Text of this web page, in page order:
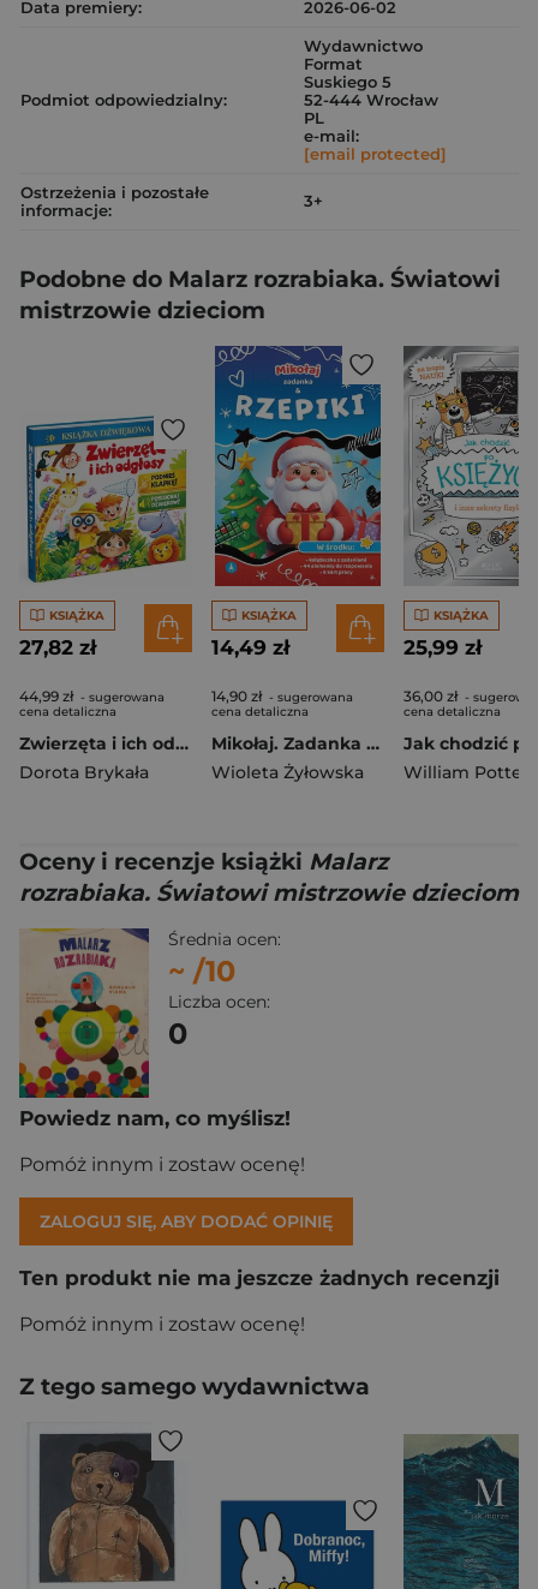
Data premiery: 2026-06-02
Podmiot odpowiedzialny:
Wydawnictwo
Format
Suskiego 5
52-444 Wrocław
PL
e-mail:
[email protected]
Ostrzeżenia i pozostałe
informacje:
3+
Podobne do Malarz rozrabiaka. Światowi
mistrzowie dzieciom
KSIĄŻKA
27,82 zł
44,99 zł - sugerowana
cena detaliczna
Zwierzęta i ich odgłosy
Dorota Brykała
KSIĄŻKA
14,49 zł
14,90 zł - sugerowana
cena detaliczna
Mikołaj. Zadanka & rzepiki
Wioleta Żyłowska
KSIĄŻKA
25,99 zł
36,00 zł -
cena detaliczna
William Potter
Oceny i recenzje książki Malarz
rozrabiaka. Światowi mistrzowie dzieciom
Średnia ocen:
~ /10
Liczba ocen:
0
Powiedz nam, co myślisz!
Pomóż innym i zostaw ocenę!
ZALOGUJ SIĘ, ABY DODAĆ OPINIĘ
Ten produkt nie ma jeszcze żadnych recenzji
Pomóż innym i zostaw ocenę!
Z tego samego wydawnictwa